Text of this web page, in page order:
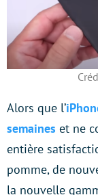
Alors que l’
semaines et ne
entière
pomme, de
la nouvelle